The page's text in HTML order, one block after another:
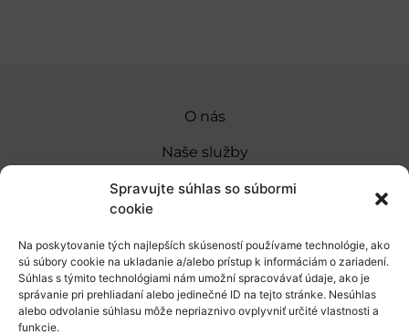
Spravujte súhlas so súbormi
cookie
Na poskytovanie tých najlepších skúseností používame technológie, ako
sú súbory cookie na ukladanie a/alebo prístup k informáciám o zariadení.
Súhlas s týmito technológiami nám umožní spracovávať údaje, ako je
správanie pri prehliadaní alebo jedinečné ID na tejto stránke. Nesúhlas
alebo odvolanie súhlasu môže nepriaznivo ovplyvniť určité vlastnosti a
funkcie.
O nás
Naše služby
Financovanie a podpora
Novinky
Ochrana osobných údajov